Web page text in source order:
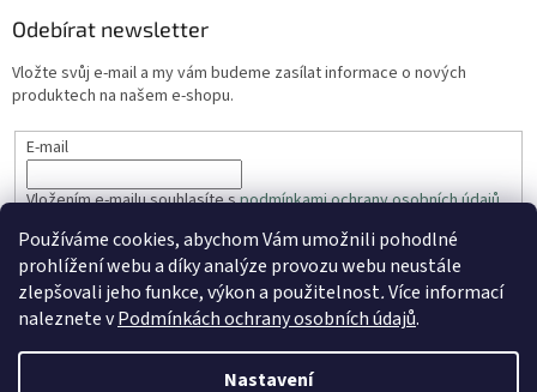
Používáme cookies, abychom Vám umožnili pohodlné
prohlížení webu a díky analýze provozu webu neustále
zlepšovali jeho funkce, výkon a použitelnost.Více informací
naleznete vPodmínkách ochrany osobních údajů.
Nastavení
Odebírat newsletter
Vložte svůj e-mail a my vám budeme zasílat informace o nových
produktech na našem e-shopu.
E-mail
Vložením e-mailu souhlasíte spodmínkami ochrany osobních údajů
PŘIHLÁSIT SE